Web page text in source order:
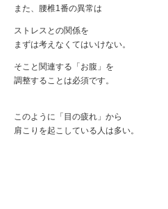
また、腰椎1番の異常は
ストレスとの関係を
まずは考えなくてはいけない。
そこと関連する「お腹」を
調整することは必須です。
このように「目の疲れ」から
肩こりを起こしている人は多い。